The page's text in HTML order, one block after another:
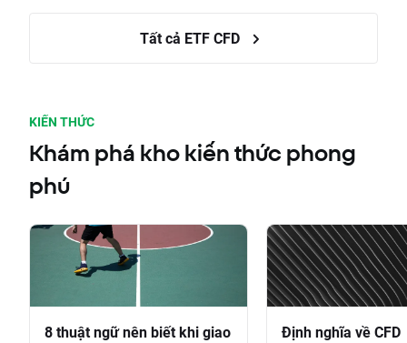
Tất cả ETF CFD
KIẾN THỨC
Khám phá kho kiến thức phong
phú
8 thuật ngữ nên biết khi giao
Định nghĩa về CFD